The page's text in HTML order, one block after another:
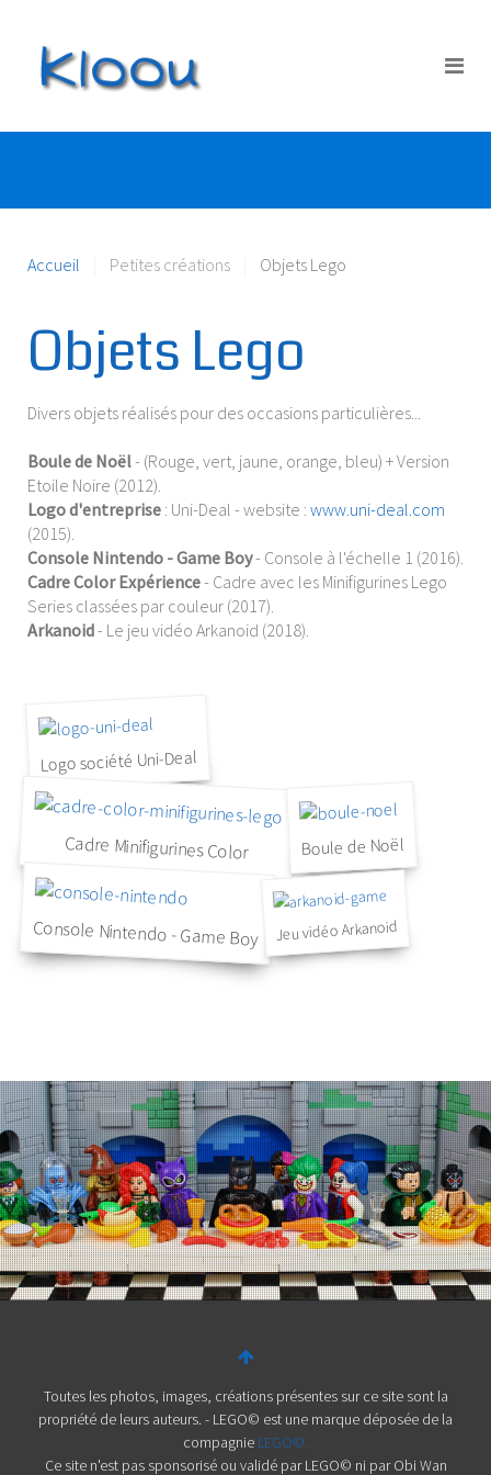
Accueil Petites créations Objets Lego
Objets Lego
Divers objets réalisés pour des occasions particulières...
Boule de Noël- (Rouge, vert, jaune, orange, bleu) + Version
Etoile Noire (2012).
Logo d'entreprise : Uni-Deal - website : www.uni-deal.com
(2015).
Console Nintendo - Game Boy- Console à l'échelle 1 (2016).
Cadre Color Expérience- Cadre avec les Minifigurines Lego
Series classées par couleur (2017).
Arkanoid- Le jeu vidéo Arkanoid (2018).
Logo société Uni-Deal
Cadre Minifigurines Color Boule de Noël
Console Nintendo - Game Boy Jeu vidéo Arkanoid
Toutes les photos, images, créations présentes sur ce site sont la
propriété de leurs auteurs. - LEGO© est une marque déposée de la
compagnie LEGO©.
Ce site n'est pas sponsorisé ou validé par LEGO© ni par Obi Wan